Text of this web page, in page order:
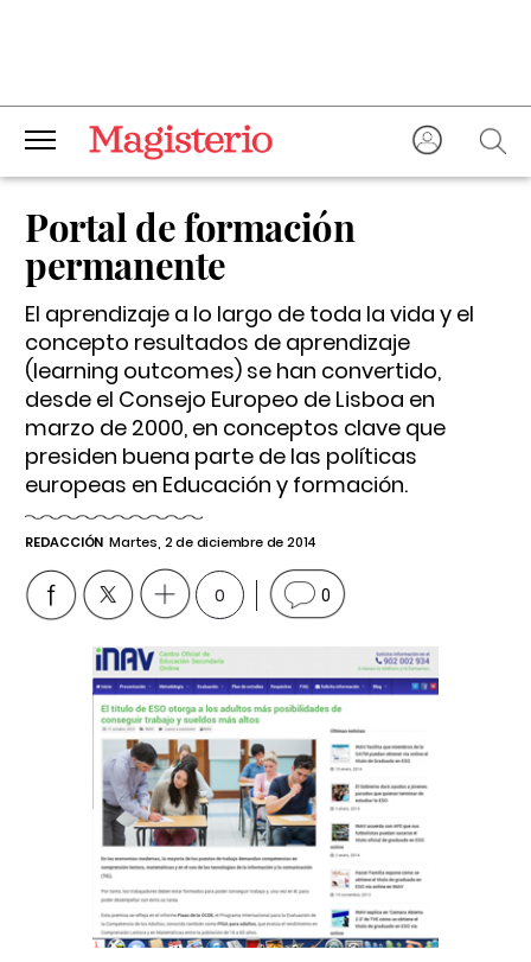
Portal de formación
permanente
El aprendizaje a lo largo de toda la vida y el
concepto resultados de aprendizaje
(learning outcomes) se han convertido,
desde el Consejo Europeo de Lisboa en
marzo de 2000, en conceptos clave que
presiden buena parte de las políticas
europeas en Educación y formación.
REDACCIÓN Martes, 2 de diciembre de 2014
0 0